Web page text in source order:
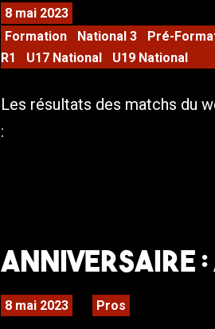
8 mai 2023
Formation
National 3 Pré-
R1
U17 National U19 National
Les résultats des matchs du
:
ANNIVERSAIRE
8 mai 2023 Pros